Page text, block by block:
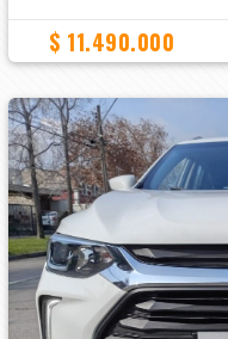
$ 11.490.000